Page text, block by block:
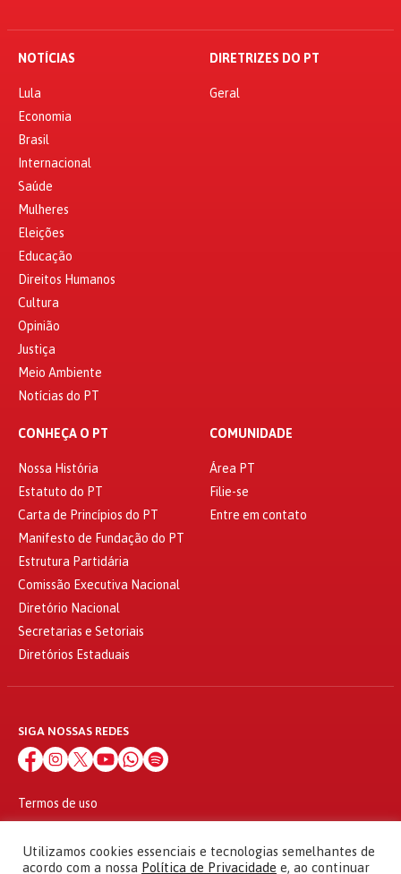
NOTÍCIAS
Lula
Economia
Brasil
Internacional
Saúde
Mulheres
Eleições
Educação
Direitos Humanos
Cultura
Opinião
Justiça
Meio Ambiente
Notícias do PT
DIRETRIZES DO PT
Geral
CONHEÇA O PT
Nossa História
Estatuto do PT
Carta de Princípios do PT
Manifesto de Fundação do PT
Estrutura Partidária
Comissão Executiva Nacional
Diretório Nacional
Secretarias e Setoriais
Diretórios Estaduais
COMUNIDADE
Área PT
Filie-se
Entre em contato
SIGA NOSSAS REDES
Termos de uso
© 2010 - 2026
Partido dos Trabalhadores Todos os direitos reservados
Utilizamos cookies essenciais e tecnologias semelhantes de
acordo com a nossa Política de Privacidade e, ao continuar